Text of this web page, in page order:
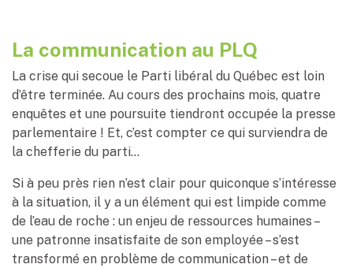
La communication au PLQ
La crise qui secoue le Parti libéral du Québec est loin
d’être terminée. Au cours des prochains mois, quatre
enquêtes et une poursuite tiendront occupée la presse
parlementaire ! Et, c’est compter ce qui surviendra de
la chefferie du parti…
Si à peu près rien n’est clair pour quiconque s’intéresse
à la situation, il y a un élément qui est limpide comme
de l’eau de roche : un enjeu de ressources humaines –
une patronne insatisfaite de son employée – s’est
transformé en problème de communication – et de